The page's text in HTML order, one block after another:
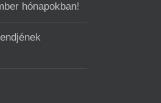
hónapokban!